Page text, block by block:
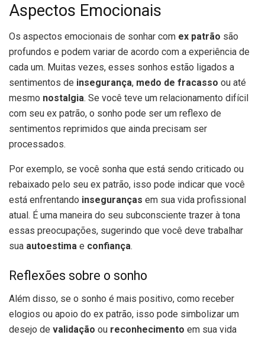
Aspectos Emocionais
Os aspectos emocionais de sonhar com ex patrão são
profundos e podem variar de acordo com a experiência de
cada um. Muitas vezes, esses sonhos estão ligados a
sentimentos de insegurança, medo de fracasso ou até
mesmo nostalgia. Se você teve um relacionamento difícil
com seu ex patrão, o sonho pode ser um reflexo de
sentimentos reprimidos que ainda precisam ser
processados.
Por exemplo, se você sonha que está sendo criticado ou
rebaixado pelo seu ex patrão, isso pode indicar que você
está enfrentando inseguranças em sua vida profissional
atual. É uma maneira do seu subconsciente trazer à tona
essas preocupações, sugerindo que você deve trabalhar
sua autoestima e confiança.
Reflexões sobre o sonho
Além disso, se o sonho é mais positivo, como receber
elogios ou apoio do ex patrão, isso pode simbolizar um
desejo de validação ou reconhecimento em sua vida